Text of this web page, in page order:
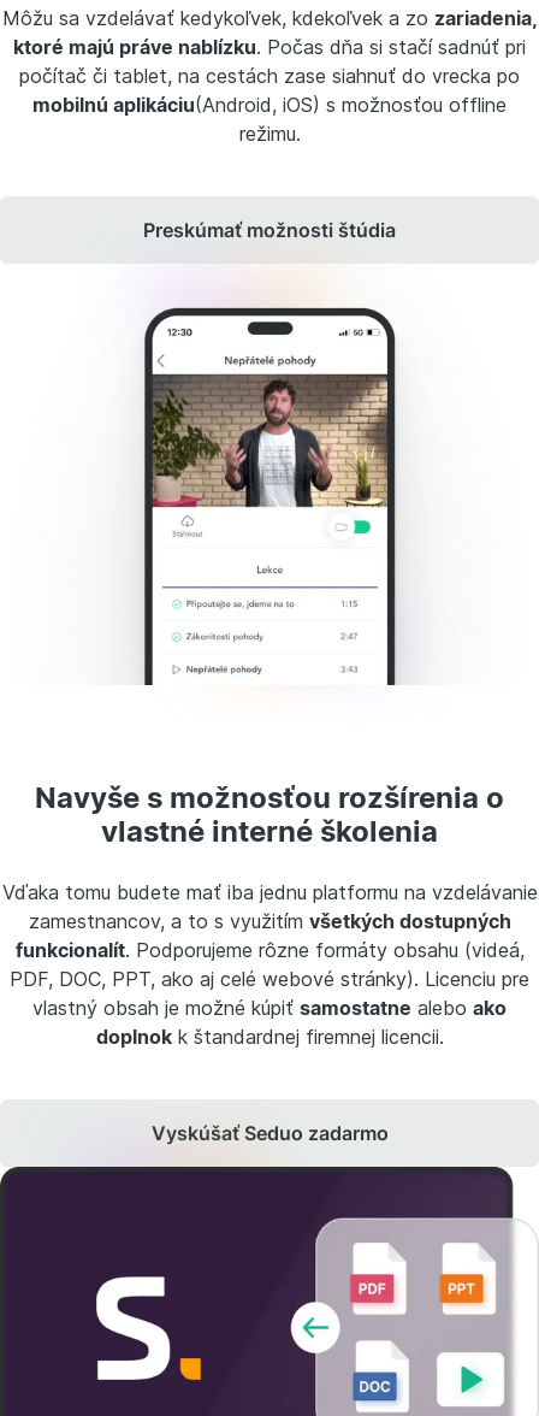
Môžu sa vzdelávať kedykoľvek, kdekoľvek a zo zariadenia,
ktoré majú práve nablízku. Počas dňa si stačí sadnúť pri
počítač či tablet, na cestách zase siahnuť do vrecka po
mobilnú aplikáciu(Android, iOS) s možnosťou offline
režimu.
Preskúmať možnosti štúdia
Navyše s možnosťou rozšírenia o
vlastné interné školenia
Vďaka tomu budete mať iba jednu platformu na vzdelávanie
zamestnancov, a to s využitím všetkých dostupných
funkcionalít. Podporujeme rôzne formáty obsahu (videá,
PDF, DOC, PPT, ako aj celé webové stránky). Licenciu pre
vlastný obsah je možné kúpiť samostatne alebo ako
doplnokk štandardnej firemnej licencii.
Vyskúšať Seduo zadarmo